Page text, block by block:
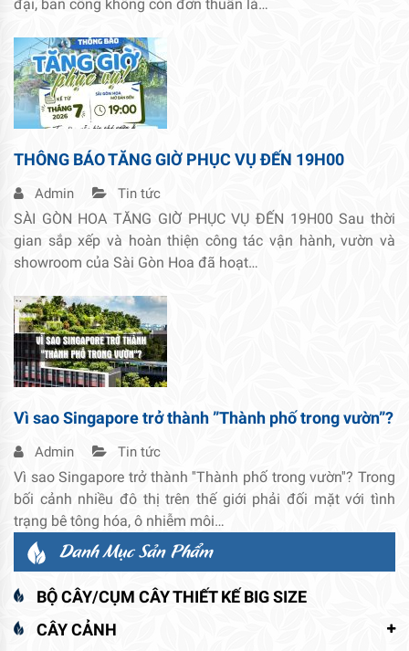
đại, ban công không còn đơn thuần là…
THÔNG BÁO TĂNG GIỜ PHỤC VỤ ĐẾN 19H00
Admin Tin tức
SÀI GÒN HOA TĂNG GIỜ PHỤC VỤ ĐẾN 19H00 Sau thời
gian sắp xếp và hoàn thiện công tác vận hành, vườn và
showroom của Sài Gòn Hoa đã hoạt…
Vì sao Singapore trở thành ”Thành phố trong vườn”?
Admin Tin tức
Vì sao Singapore trở thành ''Thành phố trong vườn''? Trong
bối cảnh nhiều đô thị trên thế giới phải đối mặt với tình
trạng bê tông hóa, ô nhiễm môi…
Danh Mục Sản Phẩm
BỘ CÂY/CỤM CÂY THIẾT KẾ BIG SIZE
CÂY CẢNH